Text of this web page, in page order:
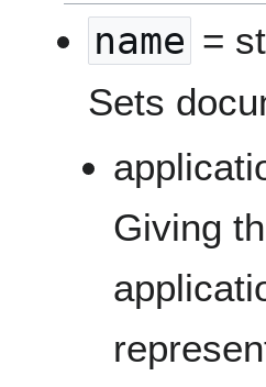
name =
Sets
Giving